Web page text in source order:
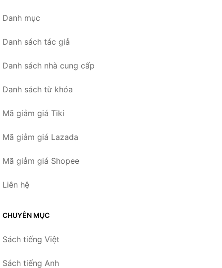
Danh mục
Danh sách tác giả
Danh sách nhà cung cấp
Danh sách từ khóa
Mã giảm giá Tiki
Mã giảm giá Lazada
Mã giảm giá Shopee
Liên hệ
CHUYÊN MỤC
Sách tiếng Việt
Sách tiếng Anh